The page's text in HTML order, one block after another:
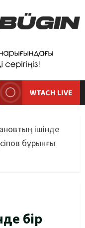
WTACH LIVE
ішінде
бұрынғы
бір